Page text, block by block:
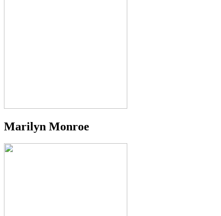
Marilyn Monroe